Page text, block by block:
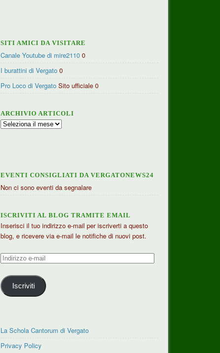
SITI AMICI DA VISITARE
Canale Youtube di mire2110 0
I burattini di Vergato 0
Pro Loco di Vergato Sito ufficiale 0
ARCHIVIO ARTICOLI
Archivio
EVENTI CONSIGLIATI DA VERGATONEWS24
Non ci sono eventi da segnalare
ISCRIVITI AL BLOG TRAMITE EMAIL
Inserisci il tuo indirizzo e-mail per iscriverti a questo
blog, e ricevere via e-mail le notifiche di nuovi post.
Indirizzo
mail
Iscriviti
La Schola Cantorum di Vergato
Privacy Policy